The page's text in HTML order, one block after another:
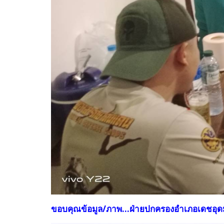
ขอบคุณข้อมูล/ภาพ...ฝ่ายปกครองอำเภอเดชอุ